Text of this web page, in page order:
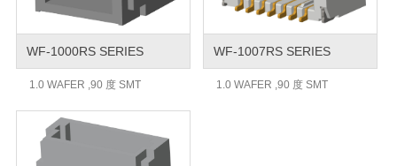
WF-1000RS SERIES
1.0 WAFER ,90 度 SMT
WF-1007RS SERIES
1.0 WAFER ,90 度 SMT